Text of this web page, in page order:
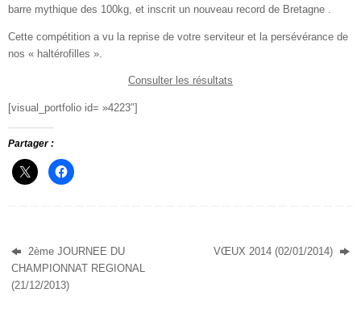
barre mythique des 100kg, et inscrit un nouveau record de Bretagne .
Cette compétition a vu la reprise de votre serviteur et la persévérance de
nos « haltérofilles ».
Consulter les résultats
[visual_portfolio id= »4223″]
Partager :
2ème JOURNEE DU
CHAMPIONNAT REGIONAL
(21/12/2013)
VŒUX 2014 (02/01/2014)